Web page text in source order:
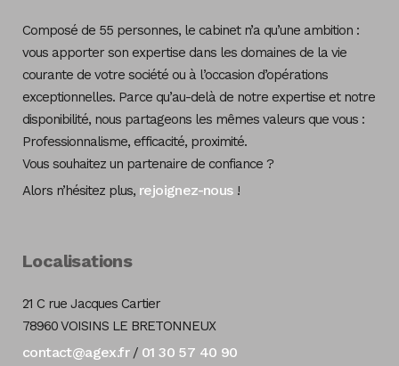
Composé de 55 personnes, le cabinet n’a qu’une ambition :
vous apporter son expertise dans les domaines de la vie
courante de votre société ou à l’occasion d’opérations
exceptionnelles. Parce qu’au-delà de notre expertise et notre
disponibilité, nous partageons les mêmes valeurs que vous :
Professionnalisme, efficacité, proximité.
Vous souhaitez un partenaire de confiance ?
Alors n’hésitez plus, rejoignez-nous!
Localisations
21 C rue Jacques Cartier
78960 VOISINS LE BRETONNEUX
contact@agex.fr/ 01 30 57 40 90